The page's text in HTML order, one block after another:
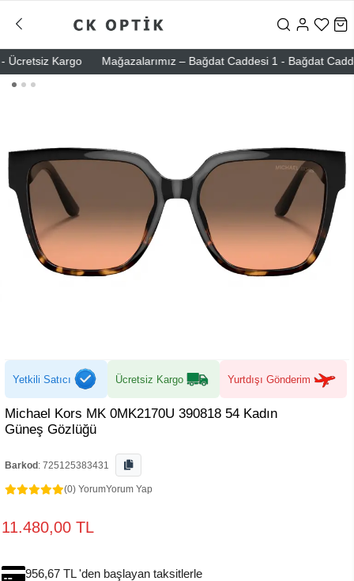
Kargo Mağazalarımız – Bağdat Caddesi 1 - Bağdat
Yetkili Satıcı Ücretsiz Kargo Yurtdışı Gönderim
Michael Kors MK 0MK2170U 390818 54 Kadın
Güneş Gözlüğü
Barkod : 725125383431
(0) YorumYorum Yap
11.480,00 TL
956,67 TL 'den başlayan taksitlerle